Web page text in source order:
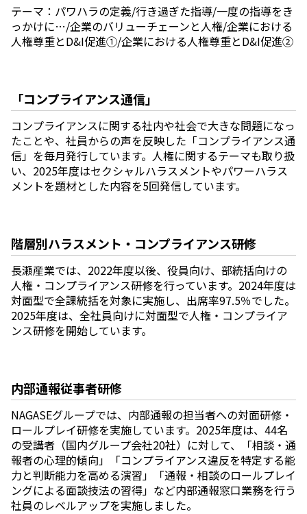
テーマ：パワハラの定義/行き過ぎた指導/一度の指導をき
っかけに…/企業のバリューチェーンと人権/企業における
人権尊重とD&I促進①/企業における人権尊重とD&I促進②
「コンプライアンス通信」
コンプライアンスに関する社内や社会で大きな問題になっ
たことや、社員からの声を反映した「コンプライアンス通
信」を毎月発行しています。人権に関するテーマも取り扱
い、2025年度はセクシャルハラスメントやパワーハラス
メントを題材とした内容を5回発信しています。
階層別ハラスメント・コンプライアンス研修
長瀬産業では、2022年度以後、役員向け、部統括向けの
人権・コンプライアンス研修を行っています。2024年度は
対面型で全課統括を対象に実施し、出席率97.5％でした。
2025年度は、全社員向けに対面型で人権・コンプライア
ンス研修を開始しています。
内部通報従事者研修
NAGASEグループでは、内部通報の担当者への対面研修・
ロールプレイ研修を実施しています。2025年度は、44名
の受講者（国内グループ会社20社）に対して、「相談・通
報者の心理的傾向」「コンプライアンス違反を特定する能
力と判断能力を高める演習」「通報・相談のロールプレイ
ングによる面談技法の習得」など内部通報窓口業務を行う
社員のレベルアップを実施しました。